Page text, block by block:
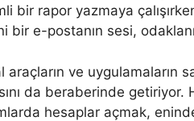
bir rapor yazmaya
bir e-postanın sesi,
araçların ve uygulamaların
da beraberinde
hesaplar açmak,